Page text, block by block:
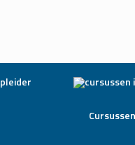
Cursussen